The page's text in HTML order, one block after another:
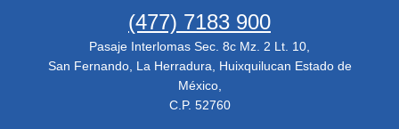
(477) 7183 900
Pasaje Interlomas Sec. 8c Mz. 2 Lt. 10,
San Fernando, La Herradura, Huixquilucan Estado de
México,
C.P. 52760